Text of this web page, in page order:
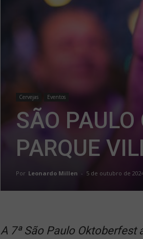
Cervejas Eventos
SÃO PAULO
PARQUE
Por Leonardo Millen - 5 de outubro de
A 7ª São Paulo Oktoberfest